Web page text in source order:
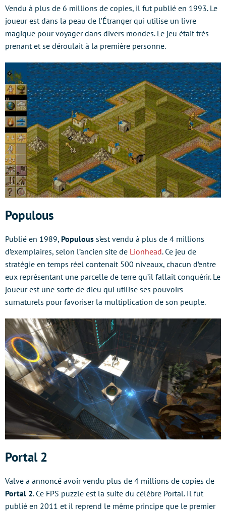
Vendu à plus de 6 millions de copies, il fut publié en 1993. Le
joueur est dans la peau de l’Étranger qui utilise un livre
magique pour voyager dans divers mondes. Le jeu était très
prenant et se déroulait à la première personne.
Populous
Publié en 1989, Populous s’est vendu à plus de 4 millions
d’exemplaires, selon l’ancien site de Lionhead. Ce jeu de
stratégie en temps réel contenait 500 niveaux, chacun d’entre
eux représentant une parcelle de terre qu’il fallait conquérir. Le
joueur est une sorte de dieu qui utilise ses pouvoirs
surnaturels pour favoriser la multiplication de son peuple.
Portal 2
Valve a annoncé avoir vendu plus de 4 millions de copies de
Portal 2. Ce FPS puzzle est la suite du célèbre Portal. Il fut
publié en 2011 et il reprend le même principe que le premier